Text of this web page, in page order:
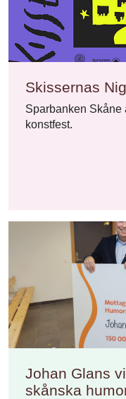
Skissernas
Sparbanken Skåne
konstfest.
Johan Glans
skånska